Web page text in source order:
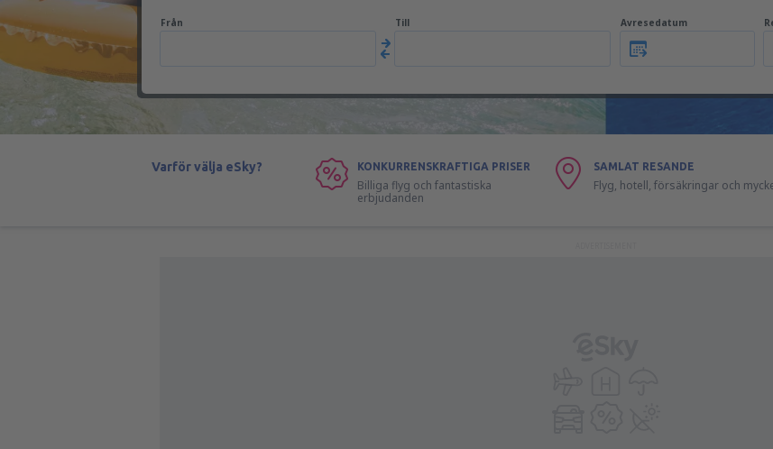
Från Till Avresedatum
Varför välja eSky? KONKURRENSKRAFTIGA PRISER
Billiga flyg och fantastiska
erbjudanden
SAMLAT RESANDE
Flyg, hotell, försäkringar och